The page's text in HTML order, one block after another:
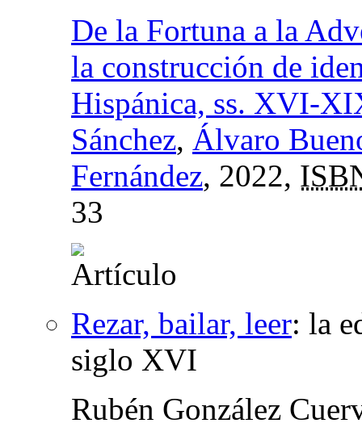
De la Fortuna a la
la construcción de
Hispánica, ss. XVI-
Sánchez, Álvaro
Fernández, 2022,
33
Rezar, bailar, leer: la
siglo XVI
Rubén González